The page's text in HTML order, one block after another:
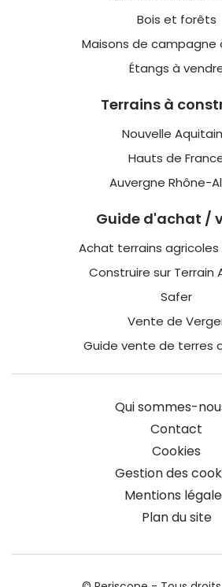
Bois et forêts
Maisons de campagne
Étangs à
Terrains à
Nouvelle
Hauts de
Auvergne Rhône-
Guide d'achat /
Achat terrains agricoles
Construire sur Terrain
Safer
Vente de
Guide vente de terres
Qui sommes-
Contact
Cookies
Gestion des
Mentions
Plan du site